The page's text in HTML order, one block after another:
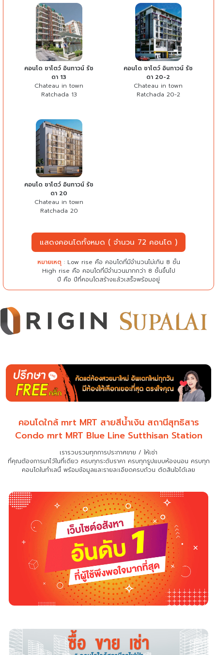
คอนโด ชาโตว์ อินทาวน์ รัช
ดา 13
Chateau in town
Ratchada 13
คอนโด ชาโตว์ อินทาวน์ รัช
ดา 20-2
Chateau in town
Ratchada 20-2
คอนโด ชาโตว์ อินทาวน์ รัช
ดา 20
Chateau in town
Ratchada 20
แสดงคอนโดทั้งหมด ( จำนวน 72 คอนโด )
หมายเหตุ : Low rise คือ คอนโดที่มีจำนวนไม่เกิน 8 ชั้น
High rise คือ คอนโดที่มีจำนวนมากกว่า 8 ชั้นขึ้นไป
ปี คือ ปีที่คอนโดสร้างแล้วเสร็จพร้อมอยู่
คอนโดใกล้ mrt MRT สายสีน้ำเงิน สถานีสุทธิสาร
Condo mrt MRT Blue Line Sutthisan Station
เรารวบรวมทุกการประกาศขาย / ให้เช่า
ที่คุณต้องการมาไว้ในที่เดียว ครบทุกระดับราคา ครบทุกรูปแบบห้องนอน ครบทุก
คอนโดในทำเลนี้ พร้อมข้อมูลและรายละเอียดครบถ้วน ตัดสินใจได้เลย